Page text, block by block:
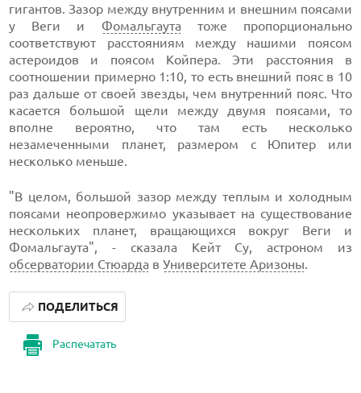
гигантов. Зазор между внутренним и внешним поясами
у Веги и Фомальгаутатоже пропорционально
соответствуют расстояниям между нашими поясом
астероидов и поясом Койпера. Эти расстояния в
соотношении примерно 1:10, то есть внешний пояс в 10
раз дальше от своей звезды, чем внутренний пояс. Что
касается большой щели между двумя поясами, то
вполне вероятно, что там есть несколько
незамеченными планет, размером с Юпитер или
несколько меньше.
"В целом, большой зазор между теплым и холодным
поясами неопровержимо указывает на существование
нескольких планет, вращающихся вокруг Веги и
Фомальгаута", - сказала Кейт Су, астроном из
обсерватории Стюарда вУниверситете Аризоны.
Распечатать
ПОДЕЛИТЬСЯ